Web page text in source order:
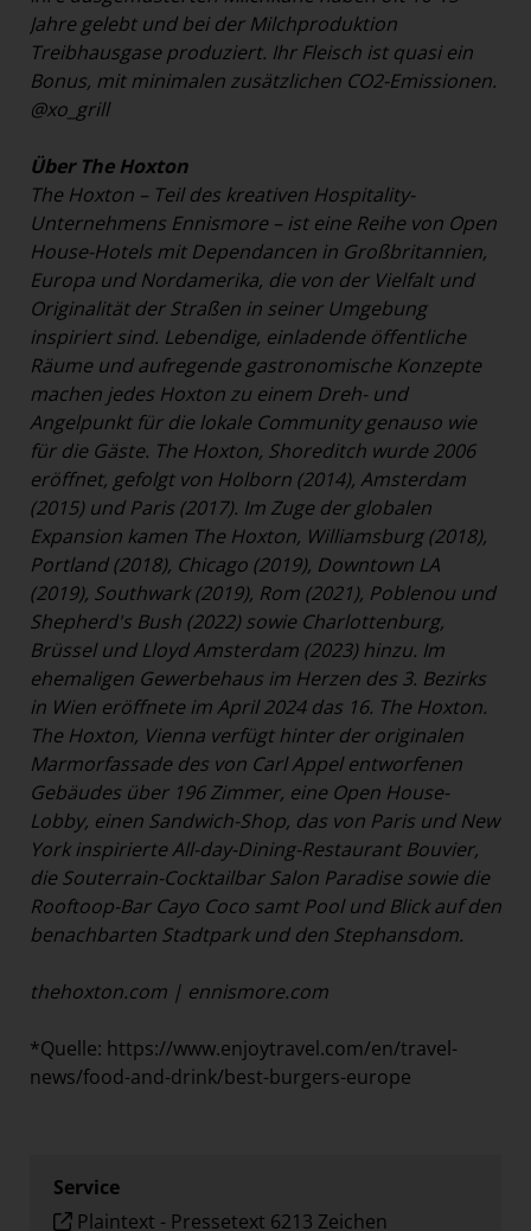
Jahre gelebt und bei der Milchproduktion
Treibhausgase produziert. Ihr Fleisch ist quasi ein
Bonus, mit minimalen zusätzlichen CO2-Emissionen.
@xo_grill
Über The Hoxton
The Hoxton – Teil des kreativen Hospitality-
Unternehmens Ennismore – ist eine Reihe von Open
House-Hotels mit Dependancen in Großbritannien,
Europa und Nordamerika, die von der Vielfalt und
Originalität der Straßen in seiner Umgebung
inspiriert sind. Lebendige, einladende öffentliche
Räume und aufregende gastronomische Konzepte
machen jedes Hoxton zu einem Dreh- und
Angelpunkt für die lokale Community genauso wie
für die Gäste. The Hoxton, Shoreditch wurde 2006
eröffnet, gefolgt von Holborn (2014), Amsterdam
(2015) und Paris (2017). Im Zuge der globalen
Expansion kamen The Hoxton, Williamsburg (2018),
Portland (2018), Chicago (2019), Downtown LA
(2019), Southwark (2019), Rom (2021), Poblenou und
Shepherd's Bush (2022) sowie Charlottenburg,
Brüssel und Lloyd Amsterdam (2023) hinzu. Im
ehemaligen Gewerbehaus im Herzen des 3. Bezirks
in Wien eröffnete im April 2024 das 16. The Hoxton.
The Hoxton, Vienna verfügt hinter der originalen
Marmorfassade des von Carl Appel entworfenen
Gebäudes über 196 Zimmer, eine Open House-
Lobby, einen Sandwich-Shop, das von Paris und New
York inspirierte All-day-Dining-Restaurant Bouvier,
die Souterrain-Cocktailbar Salon Paradise sowie die
Rooftoop-Bar Cayo Coco samt Pool und Blick auf den
benachbarten Stadtpark und den Stephansdom.
thehoxton.com | ennismore.com
*Quelle: https://www.enjoytravel.com/en/travel-
news/food-and-drink/best-burgers-europe
Service
Plaintext - Pressetext 6213 Zeichen